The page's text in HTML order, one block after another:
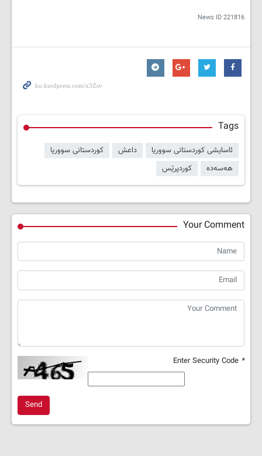
News ID221816
Tags
ئاسایشی کوردستانی سووریا داعش
کوردستانی سووریا
هەسەدە
کوردپرێس
Your Comment
*
Send